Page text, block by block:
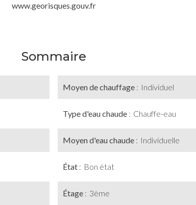
www.georisques.gouv.fr
Sommaire
Moyen de chauffage Individuel
Type d'eau chaude Chauffe-eau
Moyen d'eau chaude Individuelle
État Bon état
Étage 3ème